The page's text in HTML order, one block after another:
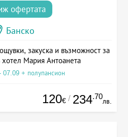
офертата
Банско
закуска и възможност за
Мария Антоанета
07.09 + полупансион
120€ / 234.70
лв.